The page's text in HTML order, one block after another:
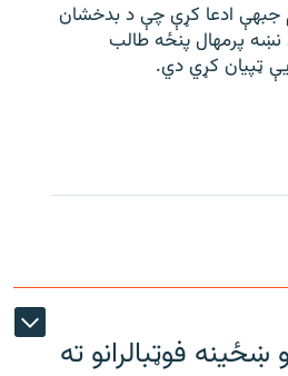
جبهې ادعا کړې چې د بدخشان
پرمهال پنځه طالب
ټپیان کړي دي.
ښځینه فوټبالرانو ته